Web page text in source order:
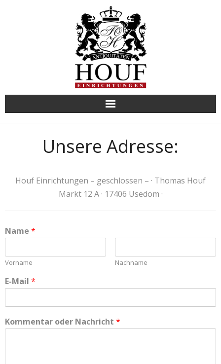
Unsere Adresse:
Houf Einrichtungen – geschlossen – · Thomas Houf
Markt 12 A · 17406 Usedom ·
Name *
Vorname Nachname
E-Mail *
Kommentar oder Nachricht *